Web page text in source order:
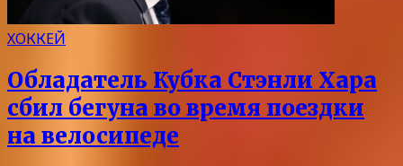
ХОККЕЙ
Обладатель Кубка Стэнли Хара
сбил бегуна во время поездки
на велосипеде